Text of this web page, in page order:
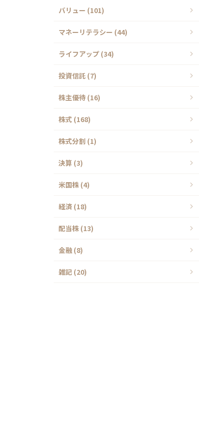
バリュー (101)
マネーリテラシー (44)
ライフアップ (34)
投資信託 (7)
株主優待 (16)
株式 (168)
株式分割 (1)
決算 (3)
米国株 (4)
経済 (18)
配当株 (13)
金融 (8)
雑記 (20)